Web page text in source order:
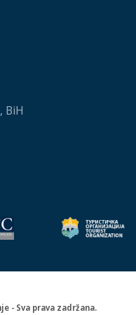
BiH
- Sva prava zadržana.